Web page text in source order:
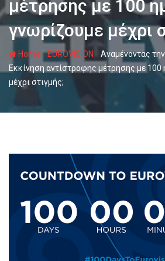
μέτρησης με 100
γνωρίζουμε μέχρι
Home -EUROVISION
Αναμένοντας
Εκκίνηση αντίστροφης μέτρησης με 100
μέχρι στιγμής;